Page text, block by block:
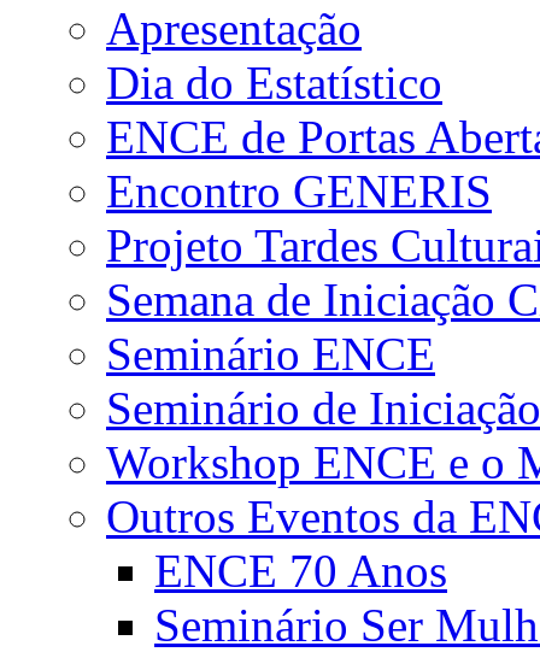
Apresentação
Dia do Estatístico
ENCE de Portas
Encontro GENERIS
Projeto Tardes
Semana de Iniciação
Seminário ENCE
Seminário de
Workshop ENCE e o
Outros Eventos da
ENCE 70 Anos
Seminário Ser